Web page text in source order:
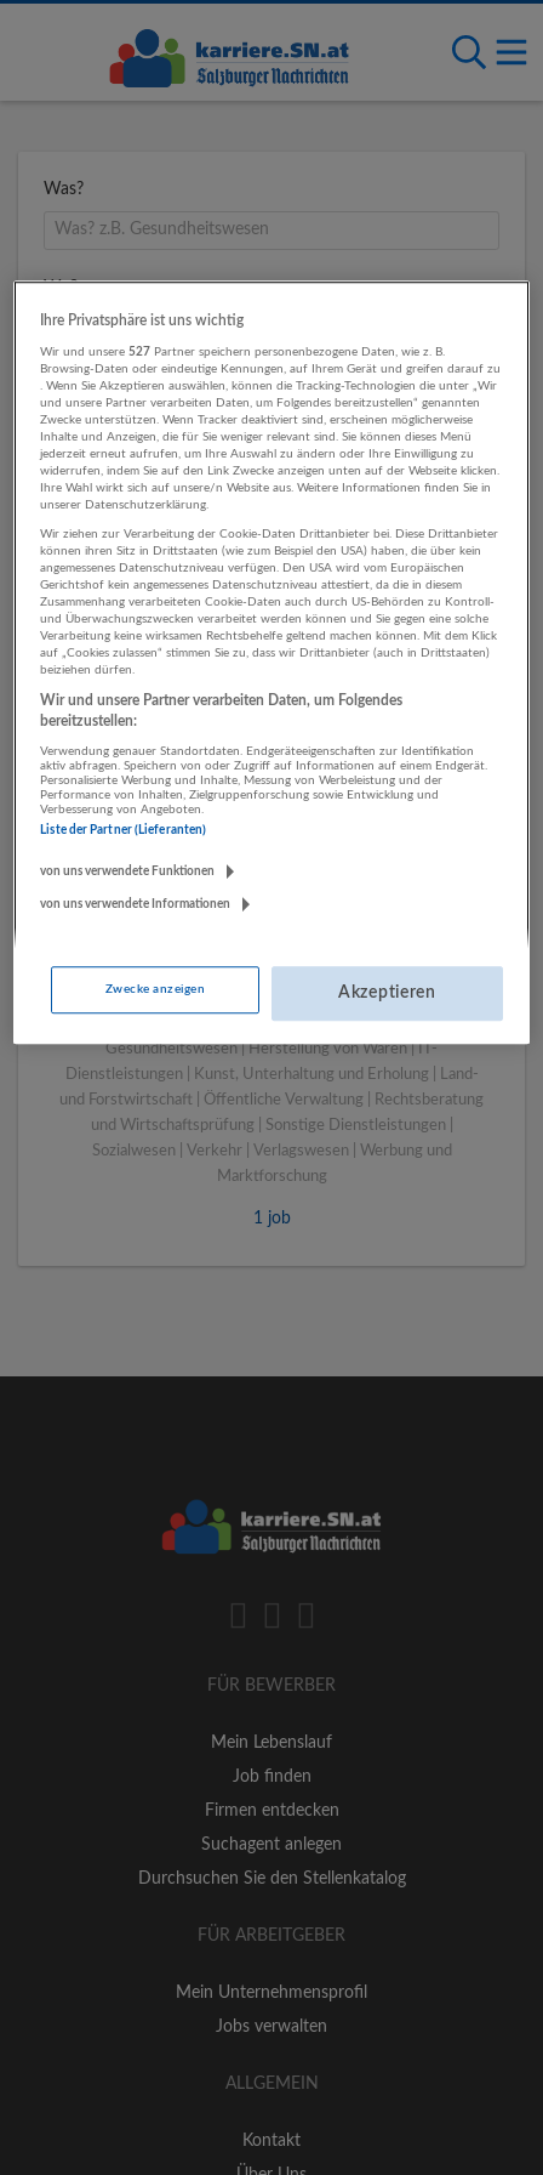
Was?
Wo?
Umkreis
1 Einkauf, Logistik, Lager
Sonstige Dienstleistungen
Unternehmen
Bergheim bei Salzburg
Bau | Beherbergung und Gastronomie | Einzelhandel |
Energieversorgung | Finanz- und Versicherungsleistungen |
Gesundheitswesen | Herstellung von Waren | IT-
Dienstleistungen | Kunst, Unterhaltung und Erholung | Land-
und Forstwirtschaft | Öffentliche Verwaltung | Rechtsberatung
und Wirtschaftsprüfung | Sonstige Dienstleistungen |
Sozialwesen | Verkehr | Verlagswesen | Werbung und
Marktforschung
1 job
FÜR BEWERBER
Mein Lebenslauf
Job finden
Firmen entdecken
Suchagent anlegen
Durchsuchen Sie den Stellenkatalog
FÜR ARBEITGEBER
Mein Unternehmensprofil
Jobs verwalten
ALLGEMEIN
Kontakt
Ihre Privatsphäre ist uns wichtig
Wir und unsere527 Partner speichern personenbezogene Daten, wie z. B.
Browsing-Daten oder eindeutige Kennungen, auf Ihrem Gerät und greifen darauf zu
. Wenn Sie Akzeptieren auswählen, können die Tracking-Technologien die unter „Wir
und unsere Partner verarbeiten Daten, um Folgendes bereitzustellen“ genannten
Zwecke unterstützen. Wenn Tracker deaktiviert sind, erscheinen möglicherweise
Inhalte und Anzeigen, die für Sie weniger relevant sind. Sie können dieses Menü
jederzeit erneut aufrufen, um Ihre Auswahl zu ändern oder Ihre Einwilligung zu
widerrufen, indem Sie auf den Link Zwecke anzeigen unten auf der Webseite klicken.
Ihre Wahl wirkt sich auf unsere/n Website aus. Weitere Informationen finden Sie in
unserer Datenschutzerklärung.
Wir ziehen zur Verarbeitung der Cookie-Daten Drittanbieter bei. Diese Drittanbieter
können ihren Sitz in Drittstaaten (wie zum Beispiel den USA) haben, die über kein
angemessenes Datenschutzniveau verfügen. Den USA wird vom Europäischen
Gerichtshof kein angemessenes Datenschutzniveau attestiert, da die in diesem
Zusammenhang verarbeiteten Cookie-Daten auch durch US-Behörden zu Kontroll-
und Überwachungszwecken verarbeitet werden können und Sie gegen eine solche
Verarbeitung keine wirksamen Rechtsbehelfe geltend machen können. Mit dem Klick
auf „Cookies zulassen“ stimmen Sie zu, dass wir Drittanbieter (auch in Drittstaaten)
beiziehen dürfen.
Wir und unsere Partner verarbeiten Daten, um Folgendes
bereitzustellen:
Verwendung genauer Standortdaten. Endgeräteeigenschaften zur Identifikation
aktiv abfragen. Speichern von oder Zugriff auf Informationen auf einem Endgerät.
Personalisierte Werbung und Inhalte, Messung von Werbeleistung und der
Performance von Inhalten, Zielgruppenforschung sowie Entwicklung und
Verbesserung von Angeboten.
Liste der Partner (Lieferanten)
von uns verwendete Funktionen
von uns verwendete Informationen
Zwecke anzeigen Akzeptieren